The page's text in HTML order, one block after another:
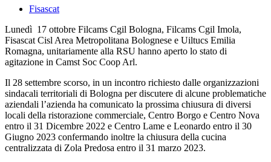
Fisascat
Lunedì 17 ottobre Filcams Cgil Bologna, Filcams Cgil Imola,
Fisascat Cisl Area Metropolitana Bolognese e Uiltucs Emilia
Romagna, unitariamente alla RSU hanno aperto lo stato di
agitazione in Camst Soc Coop Arl.
Il 28 settembre scorso, in un incontro richiesto dalle organizzazioni
sindacali territoriali di Bologna per discutere di alcune problematiche
aziendali l’azienda ha comunicato la prossima chiusura di diversi
locali della ristorazione commerciale, Centro Borgo e Centro Nova
entro il 31 Dicembre 2022 e Centro Lame e Leonardo entro il 30
Giugno 2023 confermando inoltre la chiusura della cucina
centralizzata di Zola Predosa entro il 31 marzo 2023.